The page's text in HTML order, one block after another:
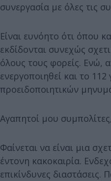
συνεργασία με όλες τις
Είναι ευνόητο ότι όπου
εκδίδονται συνεχώς
όλους τους φορείς. Ενώ,
ενεργοποιηθεί και το
προειδοποιητικών
Αγαπητοί μου συμπολίτες,
Φαίνεται να είναι μια
έντονη κακοκαιρία.
επικίνδυνες